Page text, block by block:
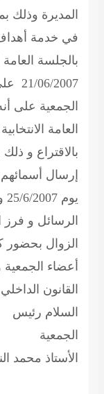
المديرة وذلك
في خدمة
بالجلسة
21/
الجمعية على
العامة
بالاقتراع و
إرسال أسمائهم
الرسائل و
الزوال
القانون
السلام رئيس
الأستاذ محمد